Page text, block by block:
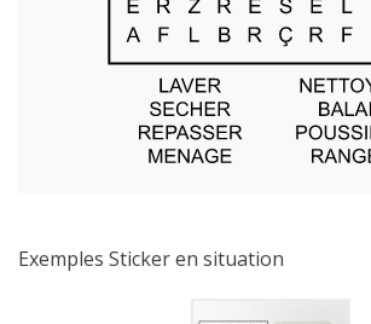
Exemples Sticker en situation